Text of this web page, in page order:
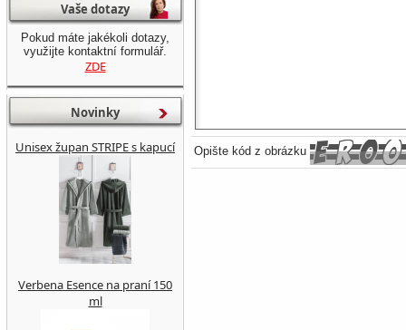
Opište kód z obrázku
Vaše dotazy
Pokud máte jakékoli dotazy,
využijte kontaktní formulář.
ZDE
Novinky
Unisex župan STRIPE s kapucí
Verbena Esence na praní 150
ml